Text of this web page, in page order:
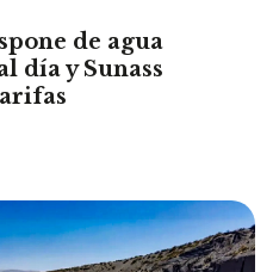
de agua
día y Sunass